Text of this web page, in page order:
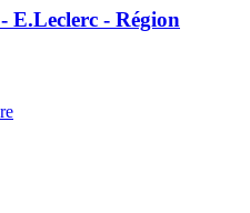
E.Leclerc - Région